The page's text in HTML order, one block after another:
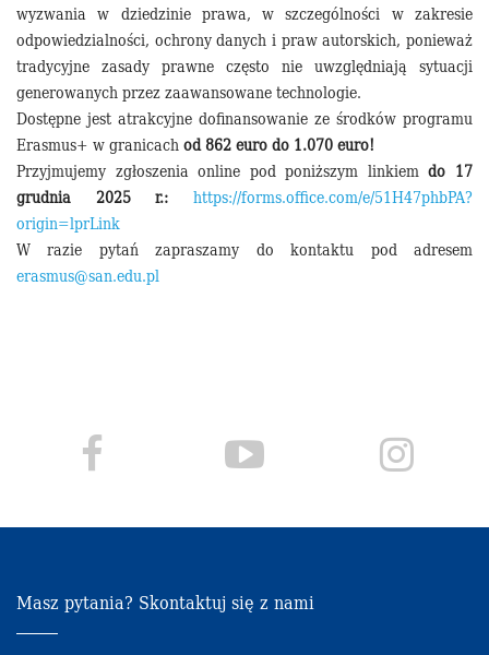
wyzwania w dziedzinie prawa, w szczególności w zakresie
odpowiedzialności, ochrony danych i praw autorskich, ponieważ
tradycyjne zasady prawne często nie uwzględniają sytuacji
generowanych przez zaawansowane technologie.
Dostępne jest atrakcyjne dofinansowanie ze środków programu
Erasmus+ w granicachod 862 euro do 1.070 euro!
Przyjmujemy zgłoszenia online pod poniższym linkiemdo 17
grudnia 2025 r.:
https://forms.office.com/e/51H47phbPA?
origin=lprLink
W razie pytań zapraszamy do kontaktu pod adresem
erasmus@san.edu.pl
Masz pytania? Skontaktuj się z nami